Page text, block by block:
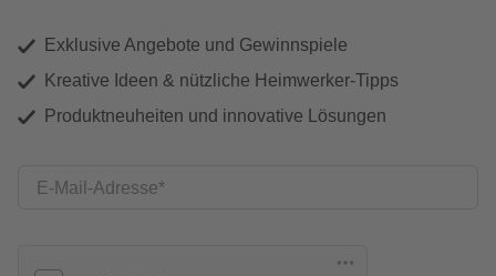
Exklusive Angebote und Gewinnspiele
Kreative Ideen & nützliche Heimwerker-Tipps
Produktneuheiten und innovative Lösungen
E-Mail-Adresse